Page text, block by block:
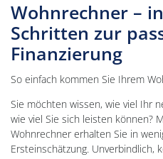
Wohnrechner –
Schritten zur
Finanzierung
So einfach kommen Sie Ihrem
Sie möchten wissen, wie viel Ihr
wie viel Sie sich leisten können?
Wohnrechner erhalten Sie in
Ersteinschätzung. Unverbindlich,